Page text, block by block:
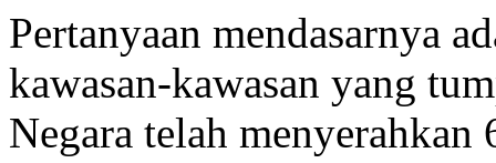
Pertanyaan mendasarnya
kawasan-kawasan yang
Negara telah